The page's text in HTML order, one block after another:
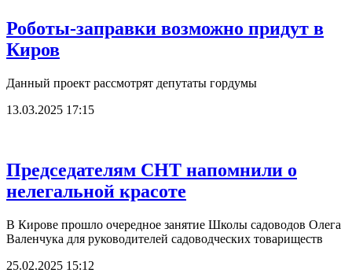
Роботы-заправки возможно придут в
Киров
Данный проект рассмотрят депутаты гордумы
13.03.2025 17:15
Председателям СНТ напомнили о
нелегальной красоте
В Кирове прошло очередное занятие Школы садоводов Олега
Валенчука для руководителей садоводческих товариществ
25.02.2025 15:12